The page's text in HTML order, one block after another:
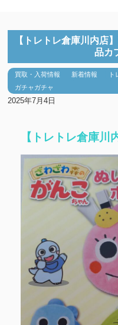
【トレトレ倉庫川内店
品カ
買取・入荷情報 新着情報
ガチャガチャ
2025年7月4日
【トレトレ倉庫川